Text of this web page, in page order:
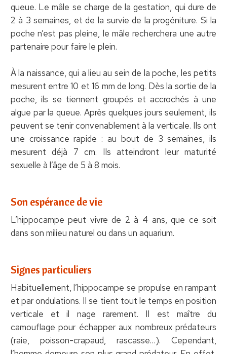
queue. Le mâle se charge de la gestation, qui dure de
2 à 3 semaines, et de la survie de la progéniture. Si la
poche n’est pas pleine, le mâle recherchera une autre
partenaire pour faire le plein.
À la naissance, qui a lieu au sein de la poche, les petits
mesurent entre 10 et 16 mm de long. Dès la sortie de la
poche, ils se tiennent groupés et accrochés à une
algue par la queue. Après quelques jours seulement, ils
peuvent se tenir convenablement à la verticale. Ils ont
une croissance rapide : au bout de 3 semaines, ils
mesurent déjà 7 cm. Ils atteindront leur maturité
sexuelle à l’âge de 5 à 8 mois.
Son espérance de vie
L’hippocampe peut vivre de 2 à 4 ans, que ce soit
dans son milieu naturel ou dans un aquarium.
Signes particuliers
Habituellement, l’hippocampe se propulse en rampant
et par ondulations. Il se tient tout le temps en position
verticale et il nage rarement. Il est maître du
camouflage pour échapper aux nombreux prédateurs
(raie, poisson-crapaud, rascasse…). Cependant,